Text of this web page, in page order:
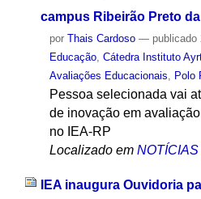
campus Ribeirão Preto
por Thais Cardoso — publicado
Educação, Cátedra Instituto
Avaliações Educacionais
Polo
Pessoa selecionada vai
de inovação em
no IEA-RP
Localizado em NOTÍCIAS
IEA inaugura Ouvidoria